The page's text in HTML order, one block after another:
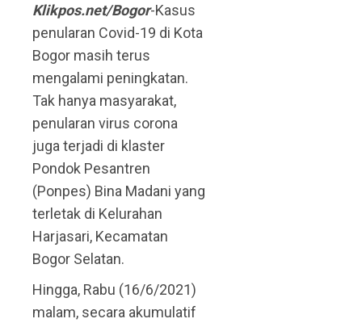
Klikpos.net/Bogor-Kasus
penularan Covid-19 di Kota
Bogor masih terus
mengalami peningkatan.
Tak hanya masyarakat,
penularan virus corona
juga terjadi di klaster
Pondok Pesantren
(Ponpes) Bina Madani yang
terletak di Kelurahan
Harjasari, Kecamatan
Bogor Selatan.
Hingga, Rabu (16/6/2021)
malam, secara akumulatif